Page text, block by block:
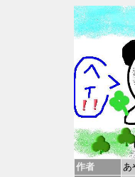
作者
あ